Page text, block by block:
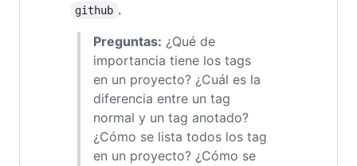
github .
Preguntas: ¿Qué de
importancia tiene los tags
en un proyecto? ¿Cuál es la
diferencia entre un tag
normal y un tag anotado?
¿Cómo se lista todos los tag
en un proyecto? ¿Cómo se